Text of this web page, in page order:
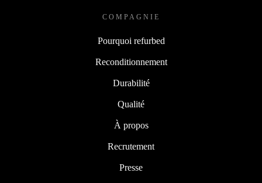
COMPAGNIE
Pourquoi refurbed
Reconditionnement
Durabilité
Qualité
À propos
Recrutement
Presse